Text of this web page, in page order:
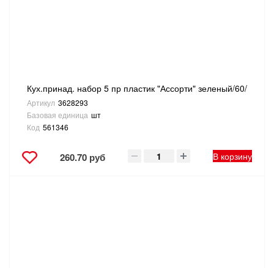
Кух.принад. набор 5 пр пластик "Ассорти" зеленый/60/
Артикул 3628293
Базовая единица шт
Код 561346
260.70 руб В корзину